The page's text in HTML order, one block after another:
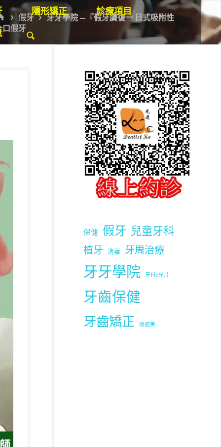
隱形矯正 診療項目
HOME假牙
牙牙學院 —『假牙贗復一 日式吸附性
口假牙
保健 假牙 兒童牙科
植牙 消毒 牙周治療
牙牙學院 牙科x光片
牙齒保健
牙齒矯正 隱適美